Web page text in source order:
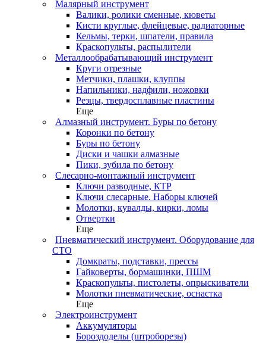
Малярный инструмент
Валики, ролики сменные, кюветы
Кисти круглые, флейцевые, радиаторные
Кельмы, терки, шпатели, правила
Краскопульты, распылители
Металлообрабатывающий инструмент
Круги отрезные
Метчики, плашки, клуппы
Напильники, надфили, ножовки
Резцы, твердосплавные пластины
Еще
Алмазный инструмент. Буры по бетону
Коронки по бетону
Буры по бетону
Диски и чашки алмазные
Пики, зубила по бетону
Слесарно-монтажный инструмент
Ключи разводные, КТР
Ключи слесарные. Наборы ключей
Молотки, кувалды, кирки, ломы
Отвертки
Еще
Пневматический инструмент. Оборудование для
СТО
Домкраты, подставки, прессы
Гайковерты, бормашинки, ПШМ
Краскопульты, пистолеты, опрыскиватели
Молотки пневматические, оснастка
Еще
Электроинструмент
Аккумуляторы
Бороздоделы (штроборезы)